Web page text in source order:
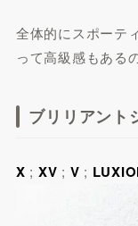
全体的にスポーテ
って高級感もある
ブリリアント
X ; XV ; V ;